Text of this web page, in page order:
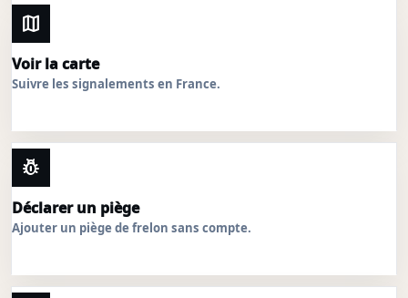
map
Voir la carte
Suivre les signalements en France.
pest_control
Déclarer un piège
Ajouter un piège de frelon sans compte.